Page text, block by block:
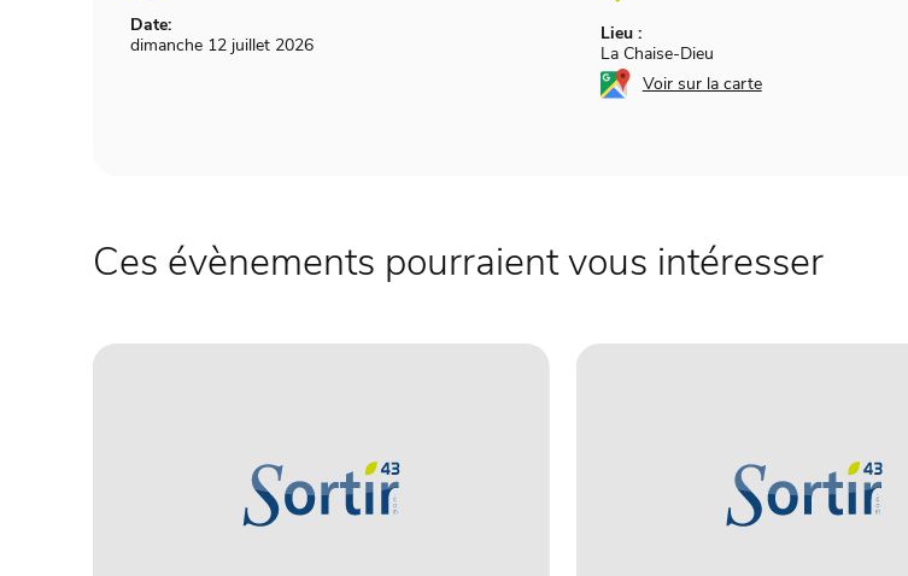
Date:
dimanche 12 juillet 2026
Lieu :
La Chaise-Dieu
Voir sur la carte
Ces évènements pourraient vous intéresser